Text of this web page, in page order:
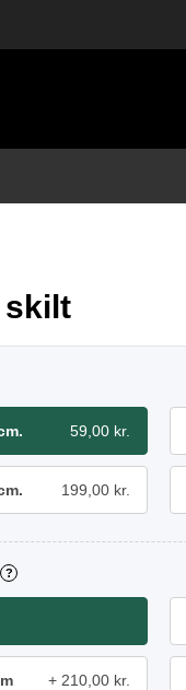
skilt
59,00 kr.
199,00 kr.
?
210,00 kr.